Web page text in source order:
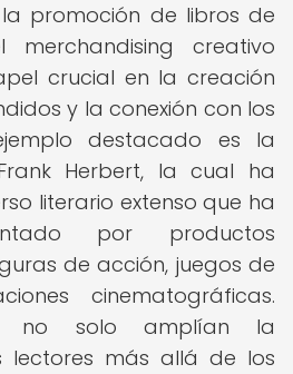
promoción de libros de
merchandising creativo
crucial en la creación
y la conexión con los
destacado es la
Herbert, la cual ha
literario extenso que ha
por productos
de acción, juegos de
cinematográficas.
no solo amplían la
lectores más allá de los